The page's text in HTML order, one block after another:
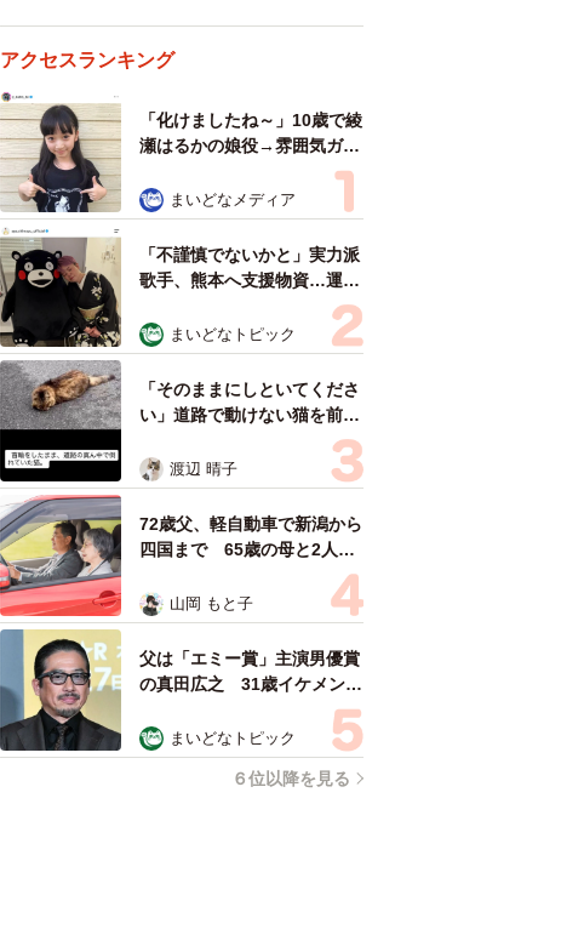
アクセスランキング
「化けましたね～」10歳で綾
瀬はるかの娘役→雰囲気ガラ
リの18歳に成長 「メイクで
雰囲気が」「宝塚に入れそ
う」
まいどなメディア
「不謹慎でないかと」実力派
歌手、熊本へ支援物資…運搬
トラックの車体デザインにた
めらい 「痛いほど伝わる」
「行動され立派」
まいどなトピック
「そのままにしといてくださ
い」道路で動けない猫を前に
返された一言… 懸命に生き
ようとした4日間 「命の重
さはみんな同じ」保護団体代
表の訴え
渡辺 晴子
72歳父、軽自動車で新潟から
四国まで 65歳の母と2人で
3泊4日の旅 パーキングの休
憩まで分刻み… 「大学生で
も組まねえよ！」
山岡 もと子
父は「エミー賞」主演男優賞
の真田広之 31歳イケメン俳
優が長髪ヒゲのワイルド近影
「ガチヒロさんそっくり」
「新たな一面もステキ」
まいどなトピック
６位以降を見る